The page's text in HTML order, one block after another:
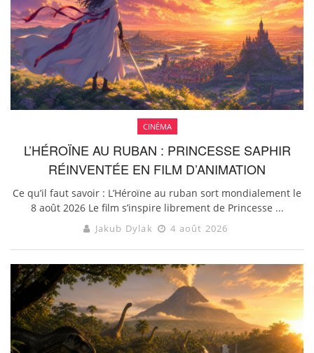
CINÉMA
L’HÉROÏNE AU RUBAN : PRINCESSE SAPHIR
RÉINVENTÉE EN FILM D’ANIMATION
Ce qu’il faut savoir : L’Héroïne au ruban sort mondialement le
8 août 2026 Le film s’inspire librement de Princesse ...
Jakub Dylak 4 août 2026